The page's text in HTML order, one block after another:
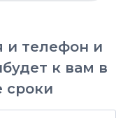
и телефон и
к вам в
сроки